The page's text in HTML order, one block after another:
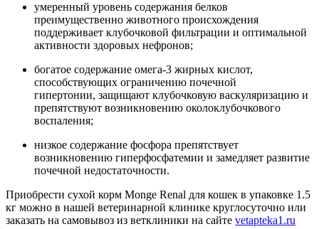
умеренный уровень содержания белков
преимущественно животного происхождения
поддерживает клубочковой фильтрации и оптимальной
активности здоровых нефронов;
богатое содержание омега-3 жирных кислот,
способствующих ограничению почечной
гипертонии, защищают клубочковую васкуляризацию и
препятствуют возникновению околоклубочкового
воспаления;
низкое содержание фосфора препятствует
возникновению гиперфосфатемии и замедляет развитие
почечной недостаточности.
Приобрести сухой корм Monge Renal для кошек в упаковке 1.5
кг можно в нашей ветеринарной клинике круглосуточно или
заказать на самовывоз из ветклиники на сайте vetapteka1.ru